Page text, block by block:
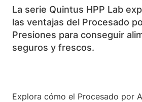
La serie Quintus HPP Lab
las ventajas del Procesado
Presiones para conseguir
seguros y frescos.
Explora cómo el Procesado por